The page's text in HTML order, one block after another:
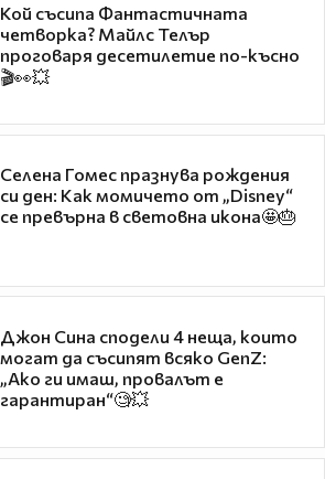
Кой съсипа Фантастичната
четворка? Майлс Телър
проговаря десетилетие по-късно
🎬👀💥
Селена Гомес празнува рождения
си ден: Как момичето от „Disney“
се превърна в световна икона🤩🎂
Джон Сина сподели 4 неща, които
могат да съсипят всяко GenZ:
„Ако ги имаш, провалът е
гарантиран“🧐💥